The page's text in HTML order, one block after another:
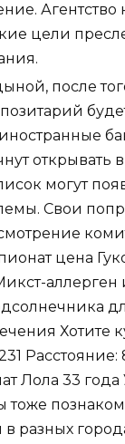
Агентство
цели
после
открывать
могут
Свои
цена
аллерген
Хотите
Расстояние:
Лола 33
тоже
разных